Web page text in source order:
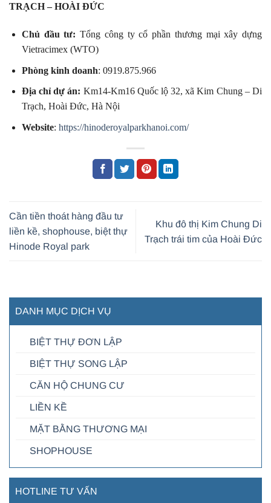
TRẠCH – HOÀI ĐỨC
Chủ đầu tư: Tổng công ty cổ phần thương mại xây dựng
Vietracimex (WTO)
Phòng kinh doanh: 0919.875.966
Địa chỉ dự án: Km14-Km16 Quốc lộ 32, xã Kim Chung – Di
Trạch, Hoài Đức, Hà Nội
Website: https://hinoderoyalparkhanoi.com/
Cần tiền thoát hàng đầu tư
liền kề, shophouse, biệt thự
Hinode Royal park
Khu đô thị Kim Chung Di
Trạch trái tim của Hoài Đức
DANH MỤC DỊCH VỤ
BIỆT THỰ ĐƠN LẬP
BIỆT THỰ SONG LẬP
CĂN HỘ CHUNG CƯ
LIỀN KỀ
MẶT BẰNG THƯƠNG MẠI
SHOPHOUSE
HOTLINE TƯ VẤN